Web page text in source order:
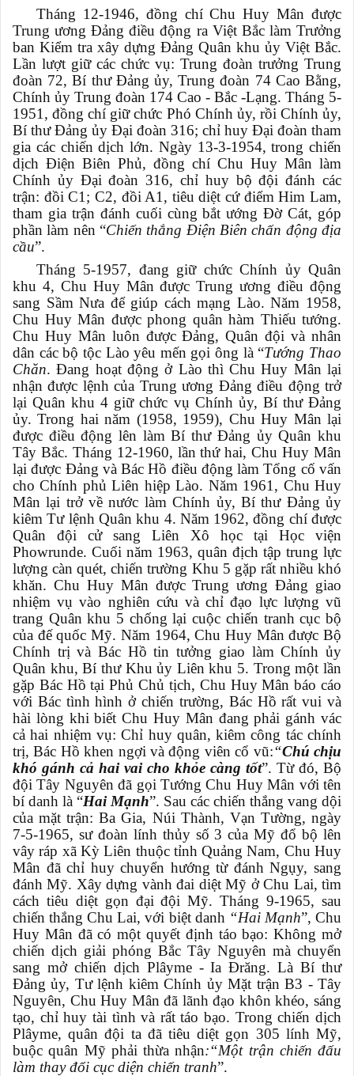
Tháng 12-1946, đồng chí Chu Huy Mân được
Trung ương Đảng điều động ra Việt Bắc làm Trưởng
ban Kiểm tra xây dựng Đảng Quân khu ủy Việt Bắc.
Lần lượt giữ các chức vụ: Trung đoàn trưởng Trung
đoàn 72, Bí thư Đảng ủy, Trung đoàn 74 Cao Bằng,
Chính ủy Trung đoàn 174 Cao - Bắc -Lạng. Tháng 5-
1951, đồng chí giữ chức Phó Chính ủy, rồi Chính ủy,
Bí thư Đảng ủy Đại đoàn 316; chỉ huy Đại đoàn tham
gia các chiến dịch lớn. Ngày 13-3-1954, trong chiến
dịch Điện Biên Phủ, đồng chí Chu Huy Mân làm
Chính ủy Đại đoàn 316, chỉ huy bộ đội đánh các
trận: đồi C1; C2, đồi A1, tiêu diệt cứ điểm Him Lam,
tham gia trận đánh cuối cùng bắt ướng Đờ Cát, góp
phần làm nên “Chiến thắng Điện Biên chấn động địa
cầu”.
Tháng 5-1957, đang giữ chức Chính ủy Quân
khu 4, Chu Huy Mân được Trung ương điều động
sang Sầm Nưa để giúp cách mạng Lào. Năm 1958,
Chu Huy Mân được phong quân hàm Thiếu tướng.
Chu Huy Mân luôn được Đảng, Quân đội và nhân
dân các bộ tộc Lào yêu mến gọi ông là “Tướng Thao
Chăn. Đang hoạt động ở Lào thì Chu Huy Mân lại
nhận được lệnh của Trung ương Đảng điều động trở
lại Quân khu 4 giữ chức vụ Chính ủy, Bí thư Đảng
ủy. Trong hai năm (1958, 1959), Chu Huy Mân lại
được điều động lên làm Bí thư Đảng ủy Quân khu
Tây Bắc. Tháng 12-1960, lần thứ hai, Chu Huy Mân
lại được Đảng và Bác Hồ điều động làm Tổng cố vấn
cho Chính phủ Liên hiệp Lào. Năm 1961, Chu Huy
Mân lại trở về nước làm Chính ủy, Bí thư Đảng ủy
kiêm Tư lệnh Quân khu 4. Năm 1962, đồng chí được
Quân đội cử sang Liên Xô học tại Học viện
Phowrunde. Cuối năm 1963, quân địch tập trung lực
lượng càn quét, chiến trường Khu 5 gặp rất nhiều khó
khăn. Chu Huy Mân được Trung ương Đảng giao
nhiệm vụ vào nghiên cứu và chỉ đạo lực lượng vũ
trang Quân khu 5 chống lại cuộc chiến tranh cục bộ
của đế quốc Mỹ. Năm 1964, Chu Huy Mân được Bộ
Chính trị và Bác Hồ tin tưởng giao làm Chính ủy
Quân khu, Bí thư Khu ủy Liên khu 5. Trong một lần
gặp Bác Hồ tại Phủ Chủ tịch, Chu Huy Mân báo cáo
với Bác tình hình ở chiến trường, Bác Hồ rất vui và
hài lòng khi biết Chu Huy Mân đang phải gánh vác
cả hai nhiệm vụ: Chỉ huy quân, kiêm công tác chính
trị, Bác Hồ khen ngợi và động viên cổ vũ:“Chú chịu
khó gánh cả hai vai cho khỏe càng tốt”. Từ đó, Bộ
đội Tây Nguyên đã gọi Tướng Chu Huy Mân với tên
bí danh là “Hai Mạnh”. Sau các chiến thắng vang dội
của mặt trận: Ba Gia, Núi Thành, Vạn Tường, ngày
7-5-1965, sư đoàn lính thủy số 3 của Mỹ đổ bộ lên
vây ráp xã Kỳ Liên thuộc tỉnh Quảng Nam, Chu Huy
Mân đã chỉ huy chuyển hướng từ đánh Ngụy, sang
đánh Mỹ. Xây dựng vành đai diệt Mỹ ở Chu Lai, tìm
cách tiêu diệt gọn đại đội Mỹ. Tháng 9-1965, sau
chiến thắng Chu Lai, với biệt danh “Hai Mạnh”, Chu
Huy Mân đã có một quyết định táo bạo: Không mở
chiến dịch giải phóng Bắc Tây Nguyên mà chuyển
sang mở chiến dịch Plâyme - Ia Đrăng. Là Bí thư
Đảng ủy, Tư lệnh kiêm Chính ủy Mặt trận B3 - Tây
Nguyên, Chu Huy Mân đã lãnh đạo khôn khéo, sáng
tạo, chỉ huy tài tình và rất táo bạo. Trong chiến dịch
Plâyme, quân đội ta đã tiêu diệt gọn 305 lính Mỹ,
buộc quân Mỹ phải thừa nhận:“Một trận chiến đấu
làm thay đổi cục diện chiến tranh”.